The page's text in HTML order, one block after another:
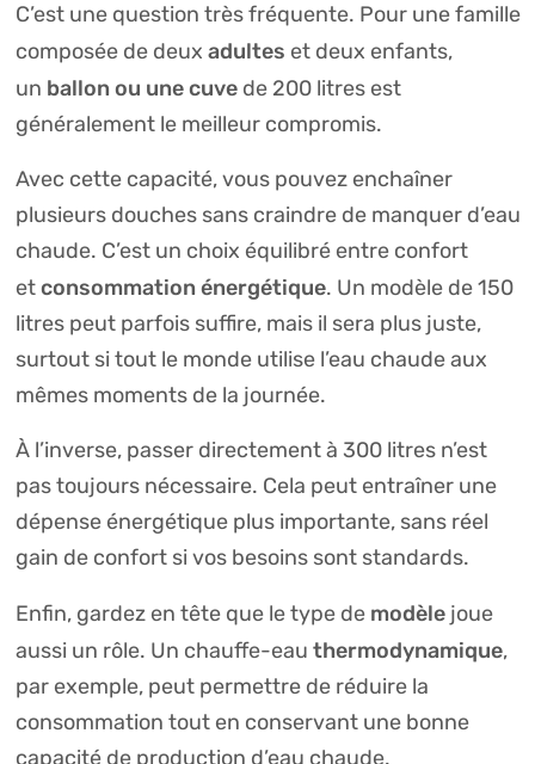
C’est une question très fréquente. Pour une famille
composée de deux adultes et deux enfants,
un ballon ou une cuvede 200 litres est
généralement le meilleur compromis.
Avec cette capacité, vous pouvez enchaîner
plusieurs douches sans craindre de manquer d’eau
chaude. C’est un choix équilibré entre confort
etconsommation énergétique. Un modèle de 150
litres peut parfois suffire, mais il sera plus juste,
surtout si tout le monde utilise l’eau chaude aux
mêmes moments de la journée.
À l’inverse, passer directement à 300 litres n’est
pas toujours nécessaire. Cela peut entraîner une
dépense énergétique plus importante, sans réel
gain de confort si vos besoins sont standards.
Enfin, gardez en tête que le type de modèlejoue
aussi un rôle. Un chauffe-eau thermodynamique,
par exemple, peut permettre de réduire la
consommation tout en conservant une bonne
capacité de production d’eau chaude.